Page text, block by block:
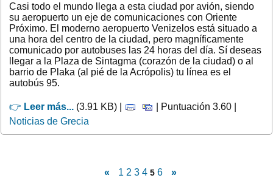
Casi todo el mundo llega a esta ciudad por avión, siendo
su aeropuerto un eje de comunicaciones con Oriente
Próximo. El moderno aeropuerto Venizelos está situado a
una hora del centro de la ciudad, pero magníficamente
comunicado por autobuses las 24 horas del día. Sí deseas
llegar a la Plaza de Sintagma (corazón de la ciudad) o al
barrio de Plaka (al pié de la Acrópolis) tu línea es el
autobús 95.
👉 Leer más... (3.91 KB) |
| Puntuación 3.60 |
Noticias de Grecia
« 1 2 3 4 5 6 »